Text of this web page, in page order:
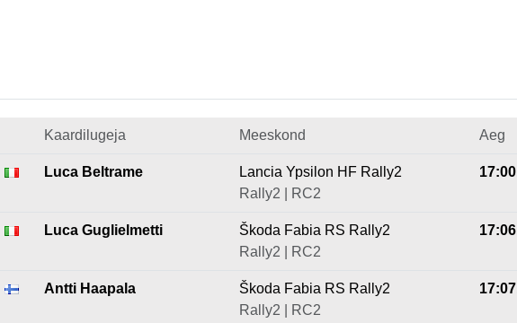
Kaardilugeja Meeskond Aeg
Luca Beltrame
Lancia Ypsilon HF Rally2
Rally2 | RC2
Luca Guglielmetti
Škoda Fabia RS Rally2
Rally2 | RC2
Antti Haapala
Škoda Fabia RS Rally2
Rally2 | RC2